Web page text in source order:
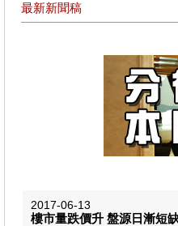
最新新聞稿
2017-06-13
樓市量跌價升 盤源日漸短